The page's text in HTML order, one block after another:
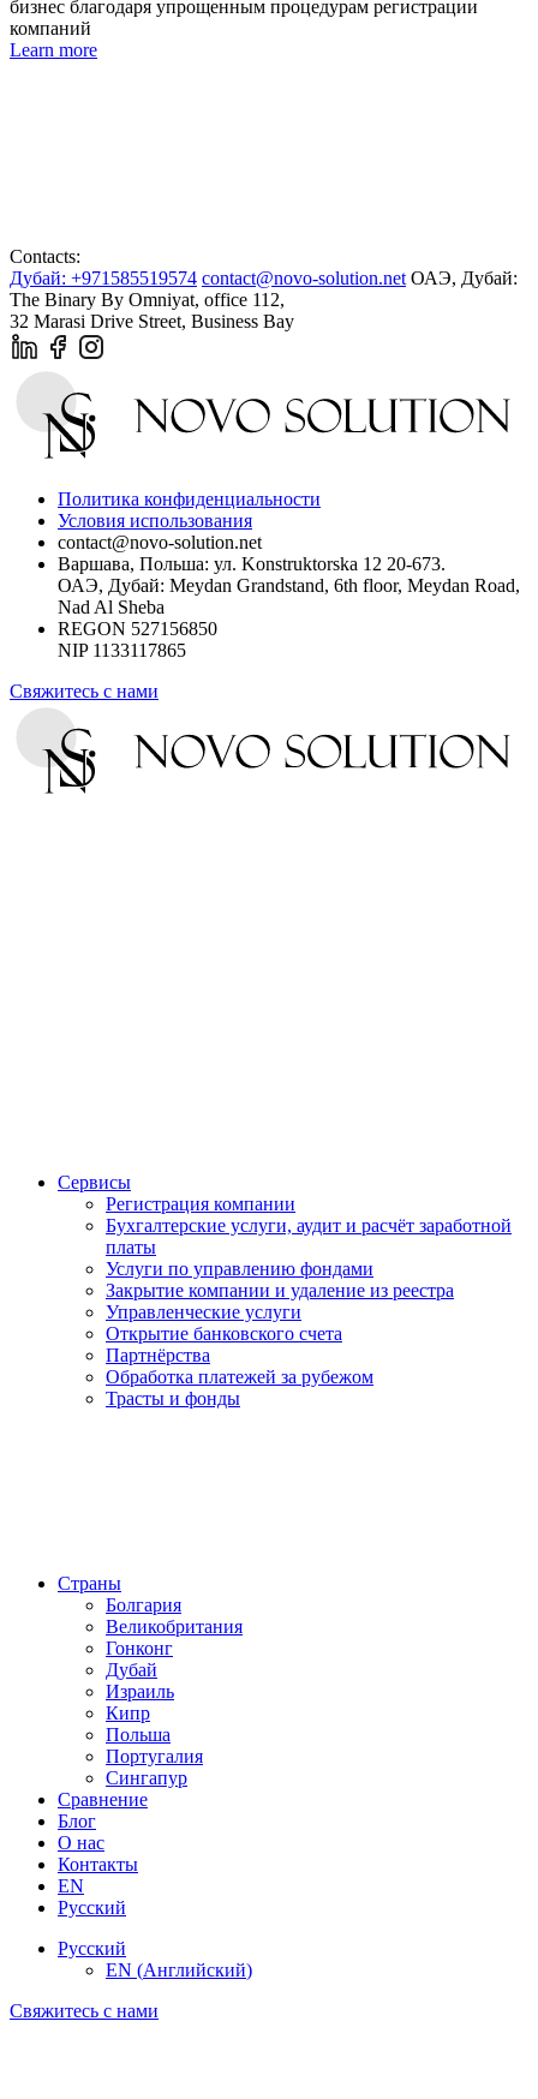
бизнес благодаря упрощенным процедурам регистрации
компаний
Learn more
Contacts:
Дубай: +971585519574 contact@novo-solution.net ОАЭ, Дубай:
The Binary By Omniyat, office 112,
32 Marasi Drive Street, Business Bay
Политика конфиденциальности
Условия использования
contact@novo-solution.net
Варшава, Польша: ул. Konstruktorska 12 20-673.
ОАЭ, Дубай: Meydan Grandstand, 6th floor, Meydan Road,
Nad Al Sheba
REGON 527156850
NIP 1133117865
Свяжитесь с нами
Сервисы
Регистрация компании
Бухгалтерские услуги, аудит и расчёт заработной
платы
Услуги по управлению фондами
Закрытие компании и удаление из реестра
Управленческие услуги
Открытие банковского счета
Партнёрства
Обработка платежей за рубежом
Трасты и фонды
Страны
Болгария
Великобритания
Гонконг
Дубай
Израиль
Кипр
Польша
Португалия
Сингапур
Сравнение
Блог
О нас
Контакты
EN
Русский
Русский
EN (Английский)
Свяжитесь с нами